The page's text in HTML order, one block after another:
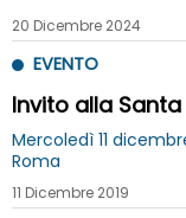
20 Dicembre 2024
EVENTO
Invito alla
Mercoledì 11
Roma
11 Dicembre 2019